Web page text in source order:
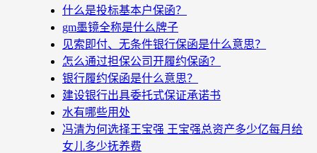
什么是投标基本户保函？
gm墨镜全称是什么牌子
见索即付、无条件银行保函是什么意思？
怎么通过担保公司开履约保函？
银行履约保函是什么意思？
建设银行出具委托式保证承诺书
水有哪些用处
冯清为何选择王宝强 王宝强总资产多少亿每月给
女儿多少抚养费